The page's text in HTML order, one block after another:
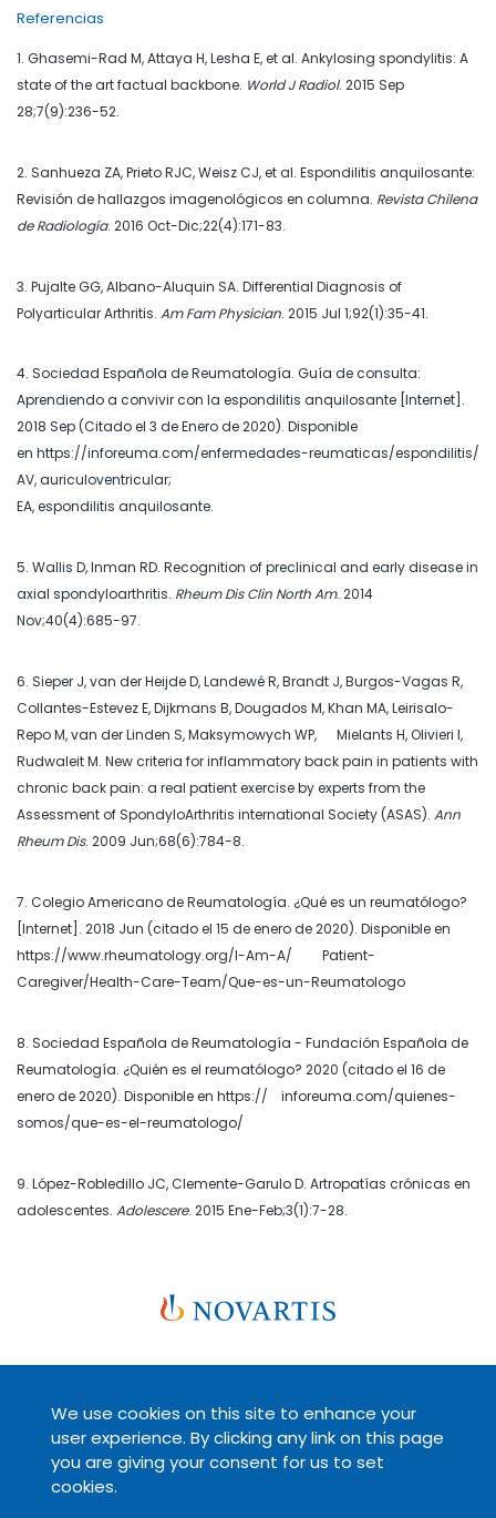
Referencias
1. Ghasemi-Rad M, Attaya H, Lesha E, et al. Ankylosing spondylitis: A
state of the art factual backbone. World J Radiol. 2015 Sep
28;7(9):236-52.
2. Sanhueza ZA, Prieto RJC, Weisz CJ, et al. Espondilitis anquilosante:
Revisión de hallazgos imagenológicos en columna. Revista Chilena
de Radiología. 2016 Oct-Dic;22(4):171-83.
3. Pujalte GG, Albano-Aluquin SA. Differential Diagnosis of
Polyarticular Arthritis. Am Fam Physician. 2015 Jul 1;92(1):35-41.
4. Sociedad Española de Reumatología. Guía de consulta:
Aprendiendo a convivir con la espondilitis anquilosante [Internet].
2018 Sep (Citado el 3 de Enero de 2020). Disponible
en https://inforeuma.com/enfermedades-reumaticas/espondilitis/
AV, auriculoventricular;
EA, espondilitis anquilosante.
5. Wallis D, Inman RD. Recognition of preclinical and early disease in
axial spondyloarthritis. Rheum Dis Clin North Am. 2014
Nov;40(4):685-97.
6. Sieper J, van der Heijde D, Landewé R, Brandt J, Burgos-Vagas R,
Collantes-Estevez E, Dijkmans B, Dougados M, Khan MA, Leirisalo-
Repo M, van der Linden S, Maksymowych WP, Mielants H, Olivieri I,
Rudwaleit M. New criteria for inflammatory back pain in patients with
chronic back pain: a real patient exercise by experts from the
Assessment of SpondyloArthritis international Society (ASAS). Ann
Rheum Dis. 2009 Jun;68(6):784-8.
7. Colegio Americano de Reumatología. ¿Qué es un reumatólogo?
[Internet]. 2018 Jun (citado el 15 de enero de 2020). Disponible en
https://www.rheumatology.org/I-Am-A/ Patient-
Caregiver/Health-Care-Team/Que-es-un-Reumatologo
8. Sociedad Española de Reumatología - Fundación Española de
Reumatología. ¿Quién es el reumatólogo? 2020 (citado el 16 de
enero de 2020). Disponible en https:// inforeuma.com/quienes-
somos/que-es-el-reumatologo/
9. López-Robledillo JC, Clemente-Garulo D. Artropatías crónicas en
adolescentes. Adolescere. 2015 Ene-Feb;3(1):7-28.
Legal
Políticas de privacidad
We use cookies on this site to enhance your
user experience. By clicking any link on this page
you are giving your consent for us to set
cookies.